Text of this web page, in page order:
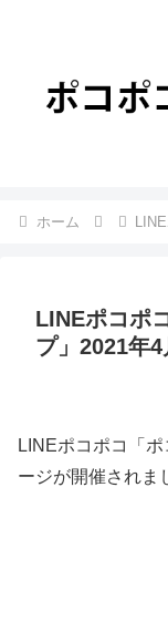
ホーム
LINEポコポ
プ」2021年
LINEポコポコ「
ージが開催されま